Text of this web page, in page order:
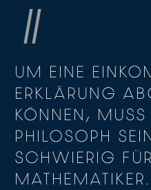
UM EINE
ERKLÄRUNG
KÖNNEN,
PHILOSOPH
SCHWIERIG
MATHEMATIKER.